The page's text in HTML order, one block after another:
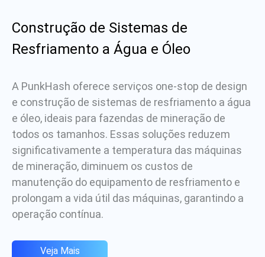
Construção de Sistemas de
Resfriamento a Água e Óleo
A PunkHash oferece serviços one-stop de design
e construção de sistemas de resfriamento a água
e óleo, ideais para fazendas de mineração de
todos os tamanhos. Essas soluções reduzem
significativamente a temperatura das máquinas
de mineração, diminuem os custos de
manutenção do equipamento de resfriamento e
prolongam a vida útil das máquinas, garantindo a
operação contínua.
Veja Mais